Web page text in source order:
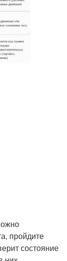
пройдите
состояние